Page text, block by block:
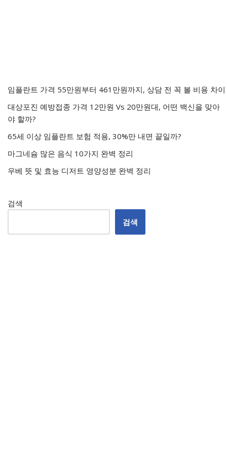
임플란트 가격 55만원부터 461만원까지, 상담 전 꼭 볼 비용 차이
대상포진 예방접종 가격 12만원 Vs 20만원대, 어떤 백신을 맞아
야 할까?
65세 이상 임플란트 보험 적용, 30%만 내면 끝일까?
마그네슘 많은 음식 10가지 완벽 정리
우베 뜻 및 효능 디저트 영양성분 완벽 정리
검색
검색